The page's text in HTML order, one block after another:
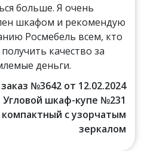
больше. Я очень
шкафом и рекомендую
Росмебель всем, кто
качество за
деньги.
заказ №3642 от 12.02.2024
Угловой шкаф-купе №231
компактный с узорчатым
зеркалом